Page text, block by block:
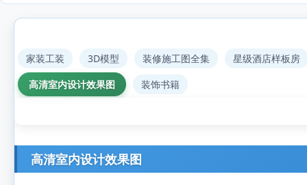
家装工装 3D模型 装修施工图全集
星级酒店样板房
高清室内设计效果图
装饰书籍
高清室内设计效果图